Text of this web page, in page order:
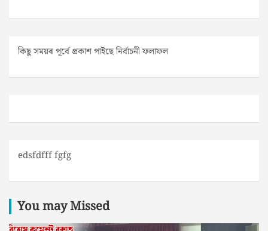
কিছু সময়ৰ পূৰ্বে প্ৰকাশ পাইছে নিৰ্বাচনী ফলাফল
edsfdfff fgfg
You may Missed